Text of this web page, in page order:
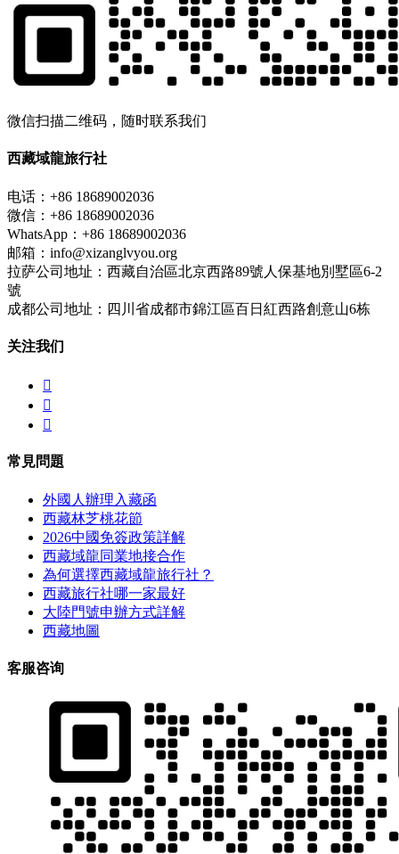
微信扫描二维码，随时联系我们
西藏域龍旅行社
电话：+86 18689002036
微信：+86 18689002036
WhatsApp：+86 18689002036
邮箱：info@xizanglvyou.org
拉萨公司地址：西藏自治區北京西路89號人保基地別墅區6-2
號
成都公司地址：四川省成都市錦江區百日紅西路創意山6栋
关注我们



常見問題
外國人辦理入藏函
西藏林芝桃花節
2026中國免簽政策詳解
西藏域龍同業地接合作
為何選擇西藏域龍旅行社？
西藏旅行社哪一家最好
大陸門號申辦方式詳解
西藏地圖
客服咨询